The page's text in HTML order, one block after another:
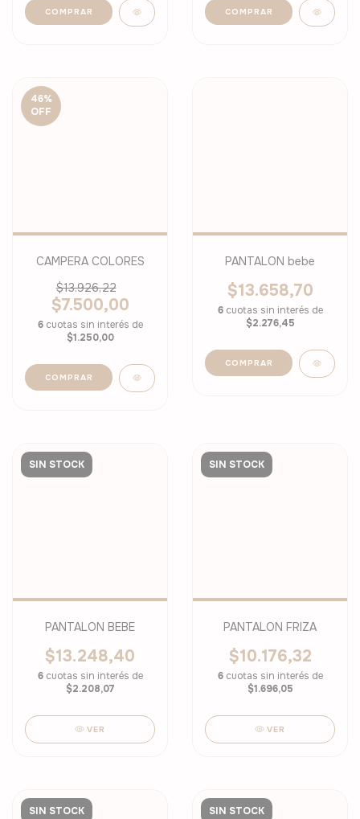
COMPRAR COMPRAR
46%
OFF
CAMPERA COLORES
$13.926,22
$7.500,00
6 cuotas sin interés de
$1.250,00
COMPRAR
PANTALON bebe
$13.658,70
6 cuotas sin interés de
$2.276,45
COMPRAR
SIN STOCK
PANTALON BEBE
$13.248,40
6 cuotas sin interés de
$2.208,07
VER
SIN STOCK
PANTALON FRIZA
$10.176,32
6 cuotas sin interés de
$1.696,05
VER
SIN STOCK SIN STOCK